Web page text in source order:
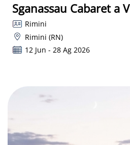
Sganassau Cabaret a
Rimini
Rimini (RN)
12 Jun - 28 Ag 2026